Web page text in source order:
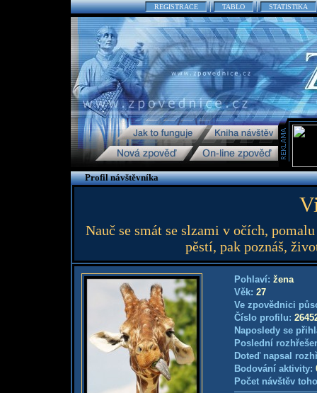
REGISTRACE TABLO STATISTIKA
Profil návštěvníka
Nauč se smát se slzami v očích,
pěstí, pak poznáš,
Pohlaví: žena
Věk: 27
Ve zpovědnici
Číslo profilu:
Naposledy se
Poslední
Doteď napsal
Bodování aktivity:
Počet návštěv